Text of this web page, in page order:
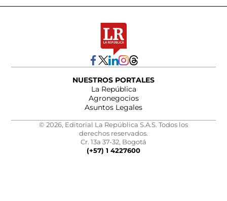
NUESTROS PORTALES
La República
Agronegocios
Asuntos Legales
© 2026, Editorial La República S.A.S. Todos los
derechos reservados.
Cr. 13a 37-32, Bogotá
(+57) 1 4227600